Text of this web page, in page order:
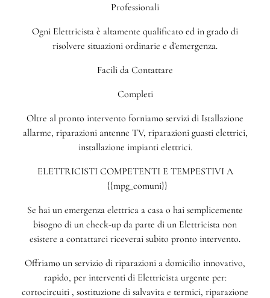
Professionali
Ogni Elettricista è altamente qualificato ed in grado di
risolvere situazioni ordinarie e d’emergenza.
Facili da Contattare
Completi
Oltre al pronto intervento forniamo servizi di Istallazione
allarme, riparazioni antenne TV, riparazioni guasti elettrici,
installazione impianti elettrici.
ELETTRICISTI COMPETENTI E TEMPESTIVI A
{{mpg_comuni}}
Se hai un emergenza elettrica a casa o hai semplicemente
bisogno di un check-up da parte di un Elettricista non
esistere a contattarci riceverai subito pronto intervento.
Offriamo un servizio di riparazioni a domicilio innovativo,
rapido, per interventi di Elettricista urgente per:
cortocircuiti , sostituzione di salvavita e termici, riparazione